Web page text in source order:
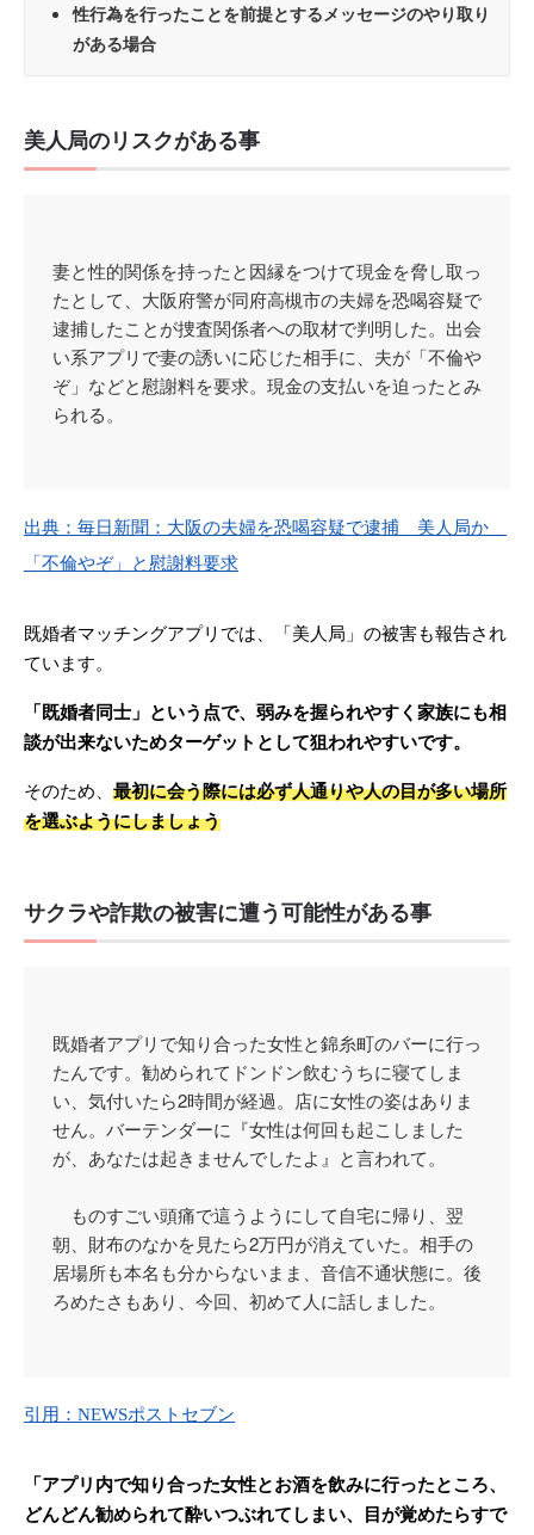
性行為を行ったことを前提とするメッセージのやり取り
がある場合
美人局のリスクがある事
妻と性的関係を持ったと因縁をつけて現金を脅し取っ
たとして、大阪府警が同府高槻市の夫婦を恐喝容疑で
逮捕したことが捜査関係者への取材で判明した。出会
い系アプリで妻の誘いに応じた相手に、夫が「不倫や
ぞ」などと慰謝料を要求。現金の支払いを迫ったとみ
られる。
出典：毎日新聞：大阪の夫婦を恐喝容疑で逮捕 美人局か
「不倫やぞ」と慰謝料要求
既婚者マッチングアプリでは、「美人局」の被害も報告され
ています。
「既婚者同士」という点で、弱みを握られやすく家族にも相
談が出来ないためターゲットとして狙われやすいです。
そのため、 最初に会う際には必ず人通りや人の目が多い場所
を選ぶようにしましょう
サクラや詐欺の被害に遭う可能性がある事
既婚者アプリで知り合った女性と錦糸町のバーに行っ
たんです。勧められてドンドン飲むうちに寝てしま
い、気付いたら2時間が経過。店に女性の姿はありま
せん。バーテンダーに『女性は何回も起こしました
が、あなたは起きませんでしたよ』と言われて。
ものすごい頭痛で這うようにして自宅に帰り、翌
朝、財布のなかを見たら2万円が消えていた。相手の
居場所も本名も分からないまま、音信不通状態に。後
ろめたさもあり、今回、初めて人に話しました。
引用：NEWSポストセブン
「アプリ内で知り合った女性とお酒を飲みに行ったところ、
どんどん勧められて酔いつぶれてしまい、目が覚めたらすで